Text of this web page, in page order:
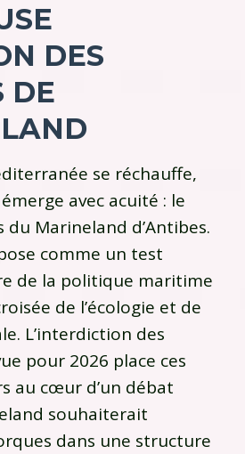
DES
DE
se réchauffe,
avec acuité : le
Marineland d’Antibes.
comme un test
de la politique maritime
de l’écologie et de
L’interdiction des
pour 2026 place ces
au cœur d’un débat
souhaiterait
dans une structure